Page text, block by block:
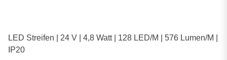
LED Streifen | 24 V | 4,8 Watt | 128 LED/M | 576 Lumen/M |
IP20